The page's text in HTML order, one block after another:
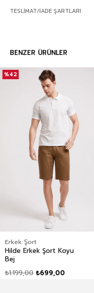
TESLIMAT/İADE ŞARTLARI
BENZER ÜRÜNLER
Erkek Şort
Hilde Erkek Şort Koyu
Bej
₺699,00
₺1.199,00
%42